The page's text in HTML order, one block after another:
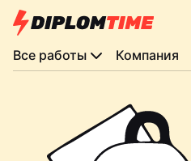
Все работы Компания